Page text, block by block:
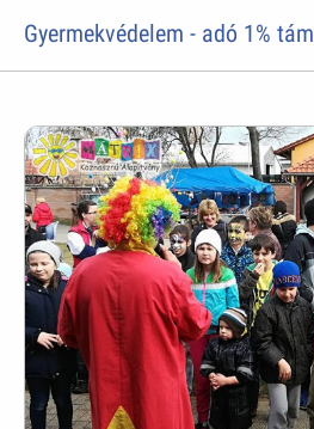
Gyermekvédelem - adó 1%